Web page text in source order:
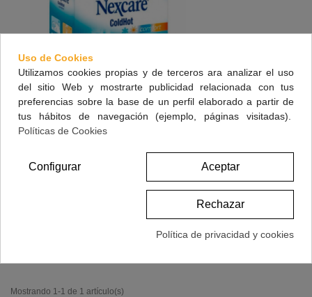
Nexcare Frio/calor Comfort Bolsa 11 X 26 Cm
Mostrando 1-1 de 1 artículo(s)
Uso de Cookies
Utilizamos cookies propias y de terceros ara analizar el uso
del sitio Web y mostrarte publicidad relacionada con tus
preferencias sobre la base de un perfil elaborado a partir de
tus hábitos de navegación (ejemplo, páginas visitadas).
Políticas de Cookies
Aceptar
Rechazar
Configurar
Política de privacidad y cookies